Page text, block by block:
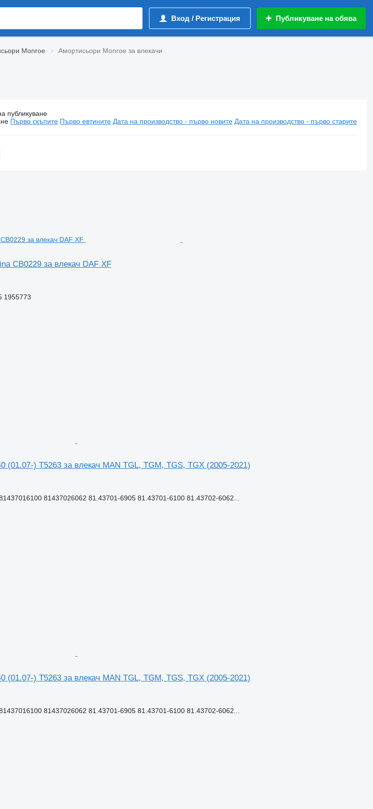
Вход / Регистрация Публикуване на обява
Monroe Амортисьори Monroe за влекачи
за влекачи
публикуване
Първо скъпите Първо евтините Дата на производство - първо новите Дата на производство - първо старите
CB0229 за влекач DAF XF
1955773
(01.07-) T5263 за влекач MAN TGL, TGM, TGS, TGX (2005-2021)
81437026062 81.43701-6905 81.43701-6100 81.43702-6062...
(01.07-) T5263 за влекач MAN TGL, TGM, TGS, TGX (2005-2021)
81437026062 81.43701-6905 81.43701-6100 81.43702-6062...